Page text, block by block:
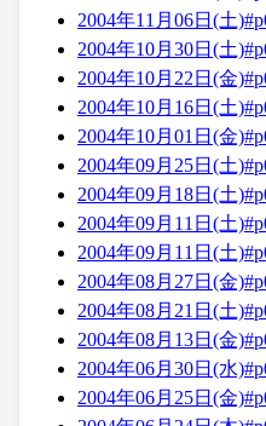
2004年11月06日(土
2004年10月30日(土
2004年10月22日(金
2004年10月16日(土
2004年10月01日(金
2004年09月25日(土
2004年09月18日(土
2004年09月11日(土
2004年09月11日(土
2004年08月27日(金
2004年08月21日(土
2004年08月13日(金
2004年06月30日(水
2004年06月25日(金